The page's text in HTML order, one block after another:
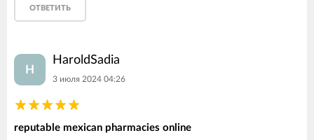
ОТВЕТИТЬ
H
HaroldSadia
3 июля 2024 04:26
reputable mexican pharmacies online